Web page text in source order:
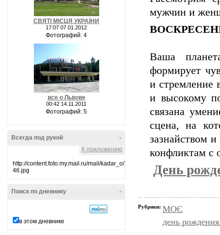
СВЯТІ МІСЦЯ УКРАЇНИ
17:07 07.01.2012
Фотографий: 4
все о Львове
00:42 14.11.2011
Фотографий: 5
-
Всегда под рукой
К приложению
http://content.foto.my.mail.ru/mail/kadar_o/10/i-
46.jpg
-
Поиск по дневнику
в этом дневнике
мужчин и
Ваша
формирует
и стремление
и высокому
связана
сцена, на
зазнайством
конфликтам
День
Рубрики: МОЄ
день